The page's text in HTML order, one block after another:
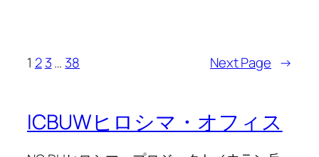
1 2 3… 38 Next Page →
ICBUWヒロシマ・オフィス